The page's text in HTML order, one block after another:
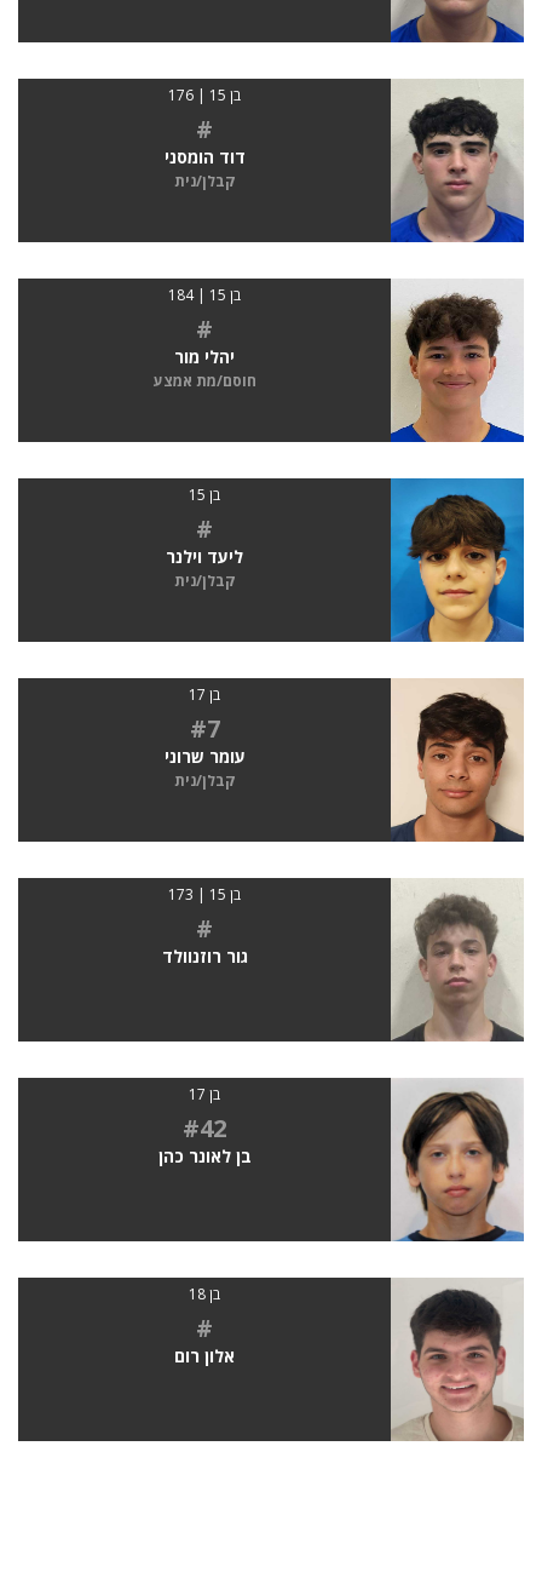
בן 15 | 176
#
דוד הומסני
קבלן/נית
בן 15 | 184
#
יהלי מור
חוסם/מת אמצע
בן 15
#
ליעד וילנר
קבלן/נית
בן 17
#7
עומר שרוני
קבלן/נית
בן 15 | 173
#
גור רוזנוולד
בן 17
#42
בן לאונר כהן
בן 18
#
אלון רום